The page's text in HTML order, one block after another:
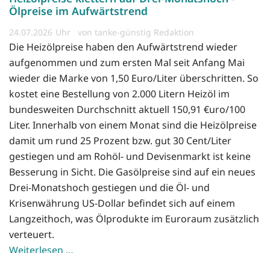
Ölpreise im Aufwärtstrend
24.07.2026 von tanke-günstig Redaktion
Die Heizölpreise haben den Aufwärtstrend wieder
aufgenommen und zum ersten Mal seit Anfang Mai
wieder die Marke von 1,50 Euro/Liter überschritten. So
kostet eine Bestellung von 2.000 Litern Heizöl im
bundesweiten Durchschnitt aktuell 150,91 €uro/100
Liter. Innerhalb von einem Monat sind die Heizölpreise
damit um rund 25 Prozent bzw. gut 30 Cent/Liter
gestiegen und am Rohöl- und Devisenmarkt ist keine
Besserung in Sicht. Die Gasölpreise sind auf ein neues
Drei-Monatshoch gestiegen und die Öl- und
Krisenwährung US-Dollar befindet sich auf einem
Langzeithoch, was Ölprodukte im Euroraum zusätzlich
verteuert.
Weiterlesen …